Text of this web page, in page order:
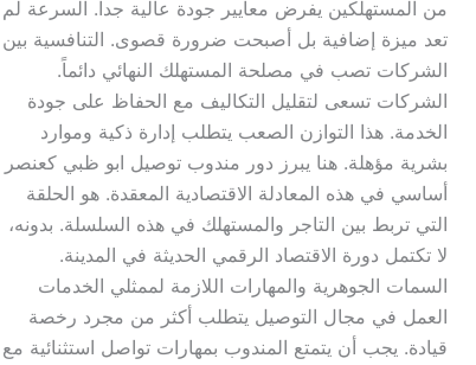
من المستهلكين يفرض معايير جودة عالية جداً. السرعة لم
تعد ميزة إضافية بل أصبحت ضرورة قصوى. التنافسية بين
الشركات تصب في مصلحة المستهلك النهائي دائماً.
الشركات تسعى لتقليل التكاليف مع الحفاظ على جودة
الخدمة. هذا التوازن الصعب يتطلب إدارة ذكية وموارد
بشرية مؤهلة. هنا يبرز دور مندوب توصيل ابو ظبي كعنصر
أساسي في هذه المعادلة الاقتصادية المعقدة. هو الحلقة
التي تربط بين التاجر والمستهلك في هذه السلسلة. بدونه،
لا تكتمل دورة الاقتصاد الرقمي الحديثة في المدينة.
السمات الجوهرية والمهارات اللازمة لممثلي الخدمات
العمل في مجال التوصيل يتطلب أكثر من مجرد رخصة
قيادة. يجب أن يتمتع المندوب بمهارات تواصل استثنائية مع